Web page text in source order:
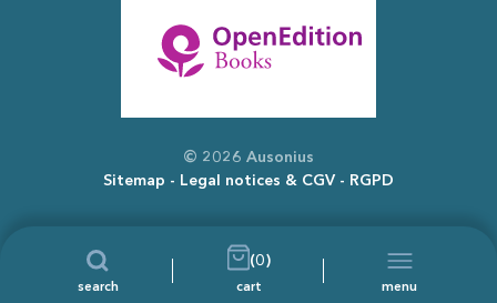
search
(0)
cart menu
© 2026 Ausonius
Sitemap
Legal notices & CGV RGPD